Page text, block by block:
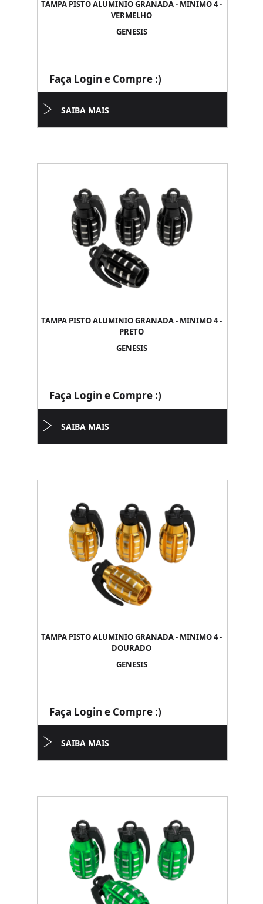
TAMPA PISTO ALUMINIO GRANADA - MINIMO 4 -
VERMELHO
GENESIS
Faça Login e Compre :)
SAIBA MAIS
TAMPA PISTO ALUMINIO GRANADA - MINIMO 4 -
PRETO
GENESIS
Faça Login e Compre :)
SAIBA MAIS
TAMPA PISTO ALUMINIO GRANADA - MINIMO 4 -
DOURADO
GENESIS
Faça Login e Compre :)
SAIBA MAIS